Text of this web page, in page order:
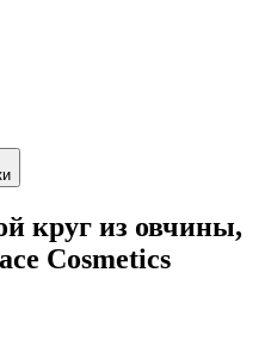
круг из овчины,
Cosmetics